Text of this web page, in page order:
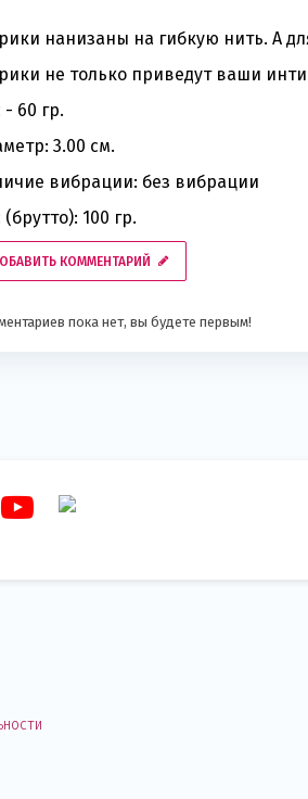
нанизаны на гибкую нить. А
не только приведут ваши
- 60 гр.
3.00 см.
вибрации: без вибрации
(брутто): 100 гр.
КОММЕНТАРИЙ
пока нет, вы будете первым!